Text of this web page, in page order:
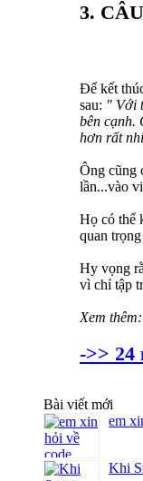
3.
Để kết
sau: " Với
bên cạnh.
hơn rất
Ông cũng
lần...vào
Họ có thể
quan
Hy vọng
vì chỉ tập
Xem thêm:
->> 24
Bài viết mới
em
Khi